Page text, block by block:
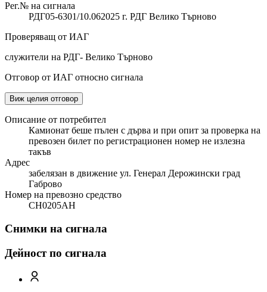
Рег.№ на сигнала
РДГ05-6301/10.062025 г. РДГ Велико Търново
Проверяващ от ИАГ
служители на РДГ- Велико Търново
Отговор от ИАГ относно сигнала
Виж целия отговор
Описание от потребител
Камионат беше пълен с дърва и при опит за проверка на
превозен билет по регистрационен номер не излезна
такъв
Адрес
забелязан в движение ул. Генерал Дерожински град
Габрово
Номер на превозно средство
CH0205AH
Снимки на сигнала
Дейност по сигнала